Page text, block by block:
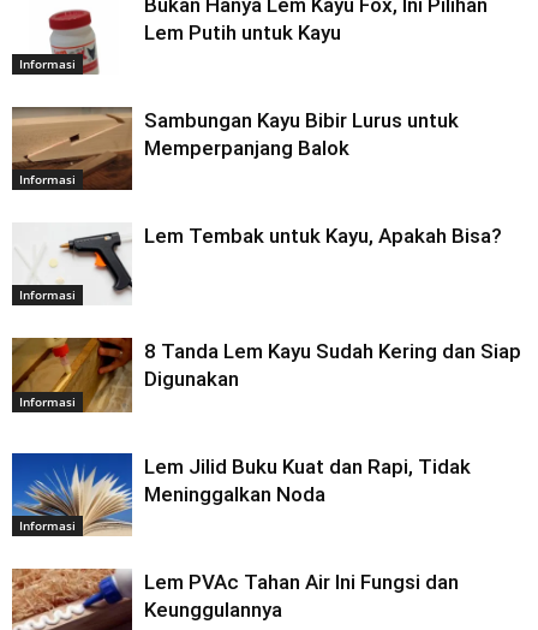
Informasi
Lem Putih untuk Kayu
Informasi
Sambungan Kayu Bibir Lurus untuk
Memperpanjang Balok
Informasi
Lem Tembak untuk Kayu, Apakah Bisa?
Informasi
8 Tanda Lem Kayu Sudah Kering dan Siap
Digunakan
Informasi
Lem Jilid Buku Kuat dan Rapi, Tidak
Meninggalkan Noda
Lem PVAc Tahan Air Ini Fungsi dan
Keunggulannya